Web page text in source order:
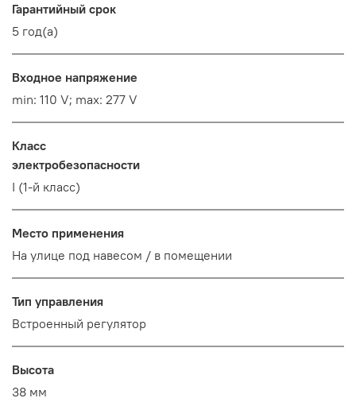
Гарантийный срок
5 год(а)
Входное напряжение
min: 110 V; max: 277 V
Класс
электробезопасности
I (1-й класс)
Место применения
На улице под навесом / в помещении
Тип управления
Встроенный регулятор
Высота
38 мм